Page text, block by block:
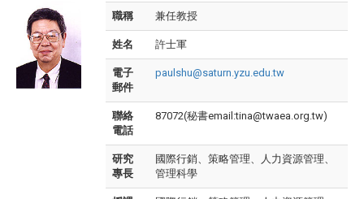
職稱 兼任教授
姓名 許士軍
電子
郵件
paulshu@saturn.yzu.edu.tw
聯絡
電話
87072(秘書email:tina@twaea.org.tw)
研究
專長
國際行銷、策略管理、人力資源管理、
管理科學